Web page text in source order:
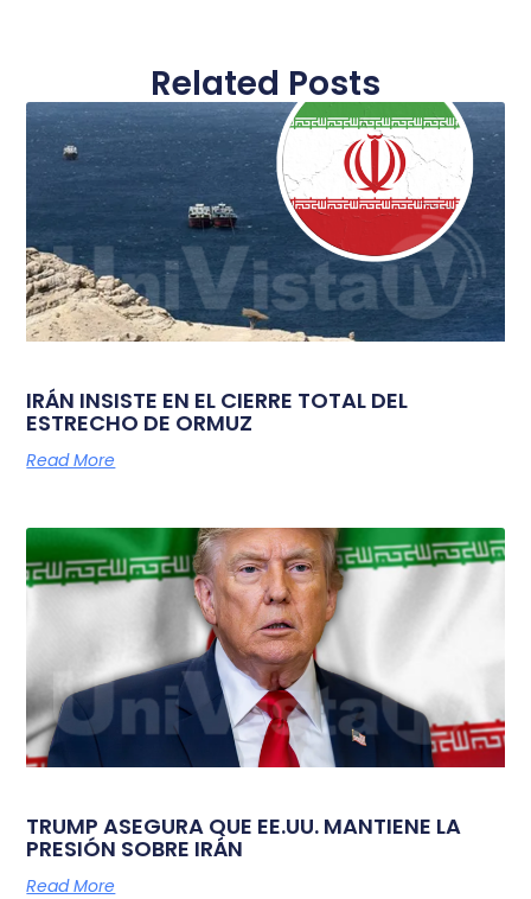
Related Posts
IRÁN INSISTE EN EL CIERRE TOTAL DEL
ESTRECHO DE ORMUZ
Read More
TRUMP ASEGURA QUE EE.UU. MANTIENE LA
PRESIÓN SOBRE IRÁN
Read More